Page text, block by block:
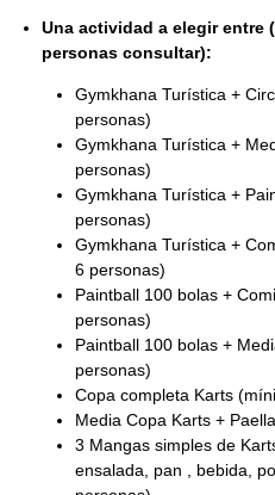
Una actividad a elegir entre
personas consultar):
Gymkhana Turística +
personas)
Gymkhana Turística +
personas)
Gymkhana Turística +
personas)
Gymkhana Turística +
6 personas)
Paintball 100 bolas +
personas)
Paintball 100 bolas +
personas)
Copa completa Karts
Media Copa Karts +
3 Mangas simples de
ensalada, pan , bebida,